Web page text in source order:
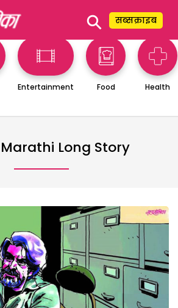
⚲ सब्सक्राइब
Entertainment Food Health
Long Story